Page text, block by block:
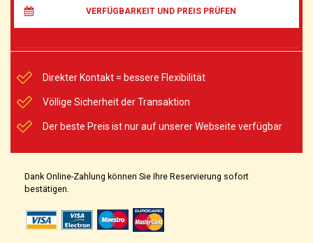
VERFÜGBARKEIT UND PREIS PRÜFEN
Direkter Kontakt = bessere Flexibilität
Völlige Sicherheit der Transaktion
Der beste Preis ist nur auf unserer Webseite verfügbar
Dank Online-Zahlung können Sie Ihre Reservierung sofort
bestätigen.